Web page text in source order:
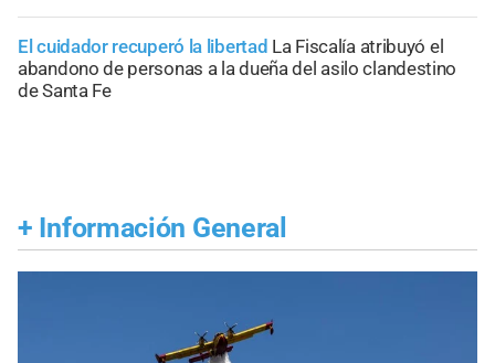
El cuidador recuperó la libertad La Fiscalía atribuyó el
abandono de personas a la dueña del asilo clandestino
de Santa Fe
+ Información General